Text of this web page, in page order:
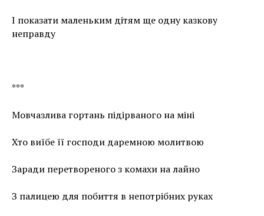
І показати маленьким дітям ще одну казкову
неправду
***
Мовчазлива гортань підірваного на міні
Хто виїбе її господи даремною молитвою
Заради перетвореного з комахи на лайно
З палицею для побиття в непотрібних руках